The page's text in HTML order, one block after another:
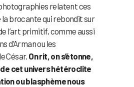
relatent ces
la brocante qui rebondit sur
l’art primitif, comme aussi
d’Arman ou les
César. On rit, on s’étonne,
de cet univers hétéroclite
ou blasphème nous